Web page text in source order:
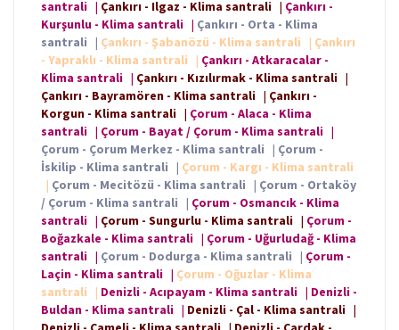
santrali | Çankırı - Ilgaz - Klima santrali | Çankırı -
Kurşunlu - Klima santrali | Çankırı - Orta - Klima
santrali | Çankırı - Şabanözü - Klima santrali | Çankırı
- Yapraklı - Klima santrali | Çankırı - Atkaracalar -
Klima santrali | Çankırı - Kızılırmak - Klima santrali |
Çankırı - Bayramören - Klima santrali | Çankırı -
Korgun - Klima santrali | Çorum - Alaca - Klima
santrali | Çorum - Bayat / Çorum - Klima santrali |
Çorum - Çorum Merkez - Klima santrali | Çorum -
İskilip - Klima santrali | Çorum - Kargı - Klima santrali
| Çorum - Mecitözü - Klima santrali | Çorum - Ortaköy
/ Çorum - Klima santrali | Çorum - Osmancık - Klima
santrali | Çorum - Sungurlu - Klima santrali | Çorum -
Boğazkale - Klima santrali | Çorum - Uğurludağ - Klima
santrali | Çorum - Dodurga - Klima santrali | Çorum -
Laçin - Klima santrali | Çorum - Oğuzlar - Klima
santrali | Denizli - Acıpayam - Klima santrali | Denizli -
Buldan - Klima santrali | Denizli - Çal - Klima santrali |